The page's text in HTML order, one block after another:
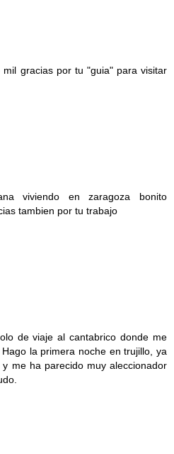
mil gracias por tu "guia" para visitar
viviendo en zaragoza bonito
tambien por tu trabajo
de viaje al cantabrico donde me
la primera noche en trujillo, ya
me ha parecido muy aleccionador